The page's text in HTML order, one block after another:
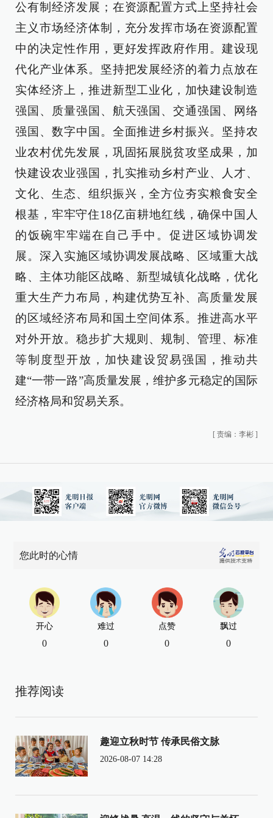
公有制经济发展；在资源配置方式上坚持社会
主义市场经济体制，充分发挥市场在资源配置
中的决定性作用，更好发挥政府作用。建设现
代化产业体系。坚持把发展经济的着力点放在
实体经济上，推进新型工业化，加快建设制造
强国、质量强国、航天强国、交通强国、网络
强国、数字中国。全面推进乡村振兴。坚持农
业农村优先发展，巩固拓展脱贫攻坚成果，加
快建设农业强国，扎实推动乡村产业、人才、
文化、生态、组织振兴，全方位夯实粮食安全
根基，牢牢守住18亿亩耕地红线，确保中国人
的饭碗牢牢端在自己手中。促进区域协调发
展。深入实施区域协调发展战略、区域重大战
略、主体功能区战略、新型城镇化战略，优化
重大生产力布局，构建优势互补、高质量发展
的区域经济布局和国土空间体系。推进高水平
对外开放。稳步扩大规则、规制、管理、标准
等制度型开放，加快建设贸易强国，推动共
建“一带一路”高质量发展，维护多元稳定的国际
经济格局和贸易关系。
[ 责编：李彬 ]
您此时的心情
开心
0
难过
0
点赞
0
飘过
0
推荐阅读
趣迎立秋时节 传承民俗文脉
2026-08-07 14:28